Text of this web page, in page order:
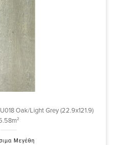
Oak/Light Grey (22.9x121.9)
Μεγέθη